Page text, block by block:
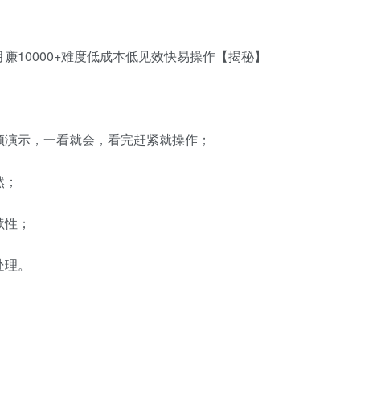
示，一看就会，看完赶紧就操作；
；
。